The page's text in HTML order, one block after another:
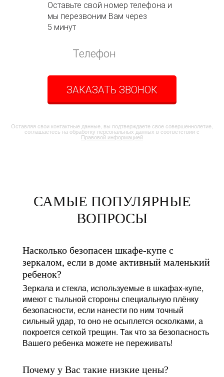
Оставьте свой номер телефона и
мы перезвоним Вам через
5 минут
ЗАКАЗАТЬ ЗВОНОК
Оставляя свои контактные данные, вы подтверждаете свое совершеннолетие,
соглашаетесь на обработку персональных данных в соответствии с
Правовой информацией
САМЫЕ ПОПУЛЯРНЫЕ
ВОПРОСЫ
Насколько безопасен шкафе-купе с
зеркалом, если в доме активный маленький
ребенок?
Зеркала и стекла, используемые в шкафах-купе,
имеют с тыльной стороны специальную плёнку
безопасности, если нанести по ним точный
сильный удар, то оно не осыплется осколками, а
покроется сеткой трещин. Так что за безопасность
Вашего ребенка можете не переживать!
Почему у Вас такие низкие цены?